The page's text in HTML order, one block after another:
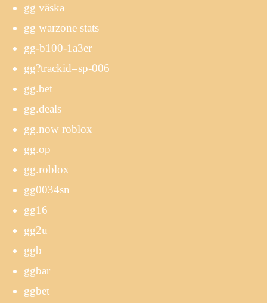
gg väska
gg warzone stats
gg-b100-1a3er
gg?trackid=sp-006
gg.bet
gg.deals
gg.now roblox
gg.op
gg.roblox
gg0034sn
gg16
gg2u
ggb
ggbar
ggbet